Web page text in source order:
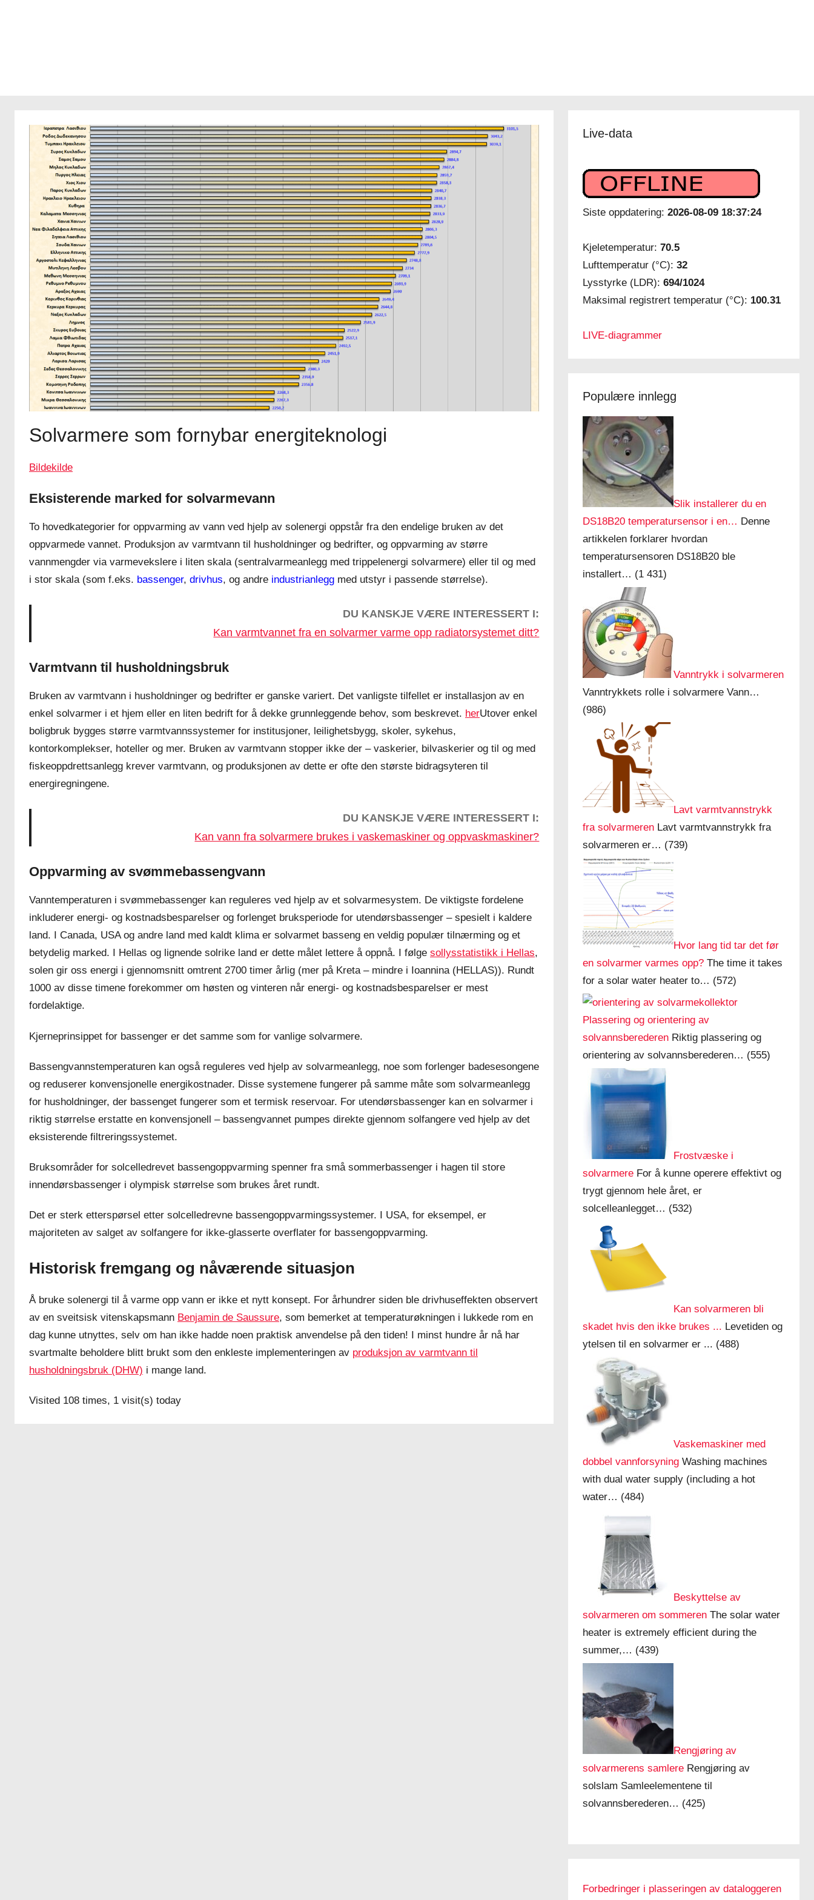
Solvarmere som fornybar energiteknologi
Bildekilde
Eksisterende marked for solvarmevann
To hovedkategorier for oppvarming av vann ved hjelp av solenergi oppstår fra den endelige bruken av det
oppvarmede vannet. Produksjon av varmtvann til husholdninger og bedrifter, og oppvarming av større
vannmengder via varmevekslere i liten skala (sentralvarmeanlegg med trippelenergi solvarmere) eller til og med
i stor skala (som f.eks. bassenger, drivhus, og andre industrianlegg med utstyr i passende størrelse).
DU KANSKJE VÆRE INTERESSERT I:
Kan varmtvannet fra en solvarmer varme opp radiatorsystemet ditt?
Varmtvann til husholdningsbruk
Bruken av varmtvann i husholdninger og bedrifter er ganske variert. Det vanligste tilfellet er installasjon av en
enkel solvarmer i et hjem eller en liten bedrift for å dekke grunnleggende behov, som beskrevet. herUtover enkel
boligbruk bygges større varmtvannssystemer for institusjoner, leilighetsbygg, skoler, sykehus,
kontorkomplekser, hoteller og mer. Bruken av varmtvann stopper ikke der – vaskerier, bilvaskerier og til og med
fiskeoppdrettsanlegg krever varmtvann, og produksjonen av dette er ofte den største bidragsyteren til
energiregningene.
DU KANSKJE VÆRE INTERESSERT I:
Kan vann fra solvarmere brukes i vaskemaskiner og oppvaskmaskiner?
Oppvarming av svømmebassengvann
Vanntemperaturen i svømmebassenger kan reguleres ved hjelp av et solvarmesystem. De viktigste fordelene
inkluderer energi- og kostnadsbesparelser og forlenget bruksperiode for utendørsbassenger – spesielt i kaldere
land. I Canada, USA og andre land med kaldt klima er solvarmet basseng en veldig populær tilnærming og et
betydelig marked. I Hellas og lignende solrike land er dette målet lettere å oppnå. I følge sollysstatistikk i Hellas,
solen gir oss energi i gjennomsnitt omtrent 2700 timer årlig (mer på Kreta – mindre i Ioannina (HELLAS)). Rundt
1000 av disse timene forekommer om høsten og vinteren når energi- og kostnadsbesparelser er mest
fordelaktige.
Kjerneprinsippet for bassenger er det samme som for vanlige solvarmere.
Bassengvannstemperaturen kan også reguleres ved hjelp av solvarmeanlegg, noe som forlenger badesesongene
og reduserer konvensjonelle energikostnader. Disse systemene fungerer på samme måte som solvarmeanlegg
for husholdninger, der bassenget fungerer som et termisk reservoar. For utendørsbassenger kan en solvarmer i
riktig størrelse erstatte en konvensjonell – bassengvannet pumpes direkte gjennom solfangere ved hjelp av det
eksisterende filtreringssystemet.
Bruksområder for solcelledrevet bassengoppvarming spenner fra små sommerbassenger i hagen til store
innendørsbassenger i olympisk størrelse som brukes året rundt.
Det er sterk etterspørsel etter solcelledrevne bassengoppvarmingssystemer. I USA, for eksempel, er
majoriteten av salget av solfangere for ikke-glasserte overflater for bassengoppvarming.
Historisk fremgang og nåværende situasjon
Å bruke solenergi til å varme opp vann er ikke et nytt konsept. For århundrer siden ble drivhuseffekten observert
av en sveitsisk vitenskapsmann Benjamin de Saussure, som bemerket at temperaturøkningen i lukkede rom en
dag kunne utnyttes, selv om han ikke hadde noen praktisk anvendelse på den tiden! I minst hundre år nå har
svartmalte beholdere blitt brukt som den enkleste implementeringen av produksjon av varmtvann til
husholdningsbruk (DHW) i mange land.
Visited 108 times, 1 visit(s) today
Live-data
Siste oppdatering:2026-08-09 18:37:24
Kjeletemperatur:70.5
Lufttemperatur (°C):32
Lysstyrke (LDR):694/1024
Maksimal registrert temperatur (°C): 100.31
LIVE-diagrammer
Populære innlegg
Slik installerer du en
DS18B20 temperatursensor i en… Denne
artikkelen forklarer hvordan
temperatursensoren DS18B20 ble
installert… (1 431)
Vanntrykk i solvarmeren
Vanntrykkets rolle i solvarmere Vann…
(986)
Lavt varmtvannstrykk
fra solvarmeren Lavt varmtvannstrykk fra
solvarmeren er… (739)
Hvor lang tid tar det før
en solvarmer varmes opp? The time it takes
for a solar water heater to… (572)
Plassering og orientering av
solvannsberederen Riktig plassering og
orientering av solvannsberederen… (555)
Frostvæske i
solvarmere For å kunne operere effektivt og
trygt gjennom hele året, er
solcelleanlegget… (532)
Kan solvarmeren bli
skadet hvis den ikke brukes ... Levetiden og
ytelsen til en solvarmer er ... (488)
Vaskemaskiner med
dobbel vannforsyning Washing machines
with dual water supply (including a hot
water… (484)
Beskyttelse av
solvarmeren om sommeren The solar water
heater is extremely efficient during the
summer,… (439)
Rengjøring av
solvarmerens samlere Rengjøring av
solslam Samleelementene til
solvannsberederen… (425)
Forbedringer i plasseringen av dataloggeren